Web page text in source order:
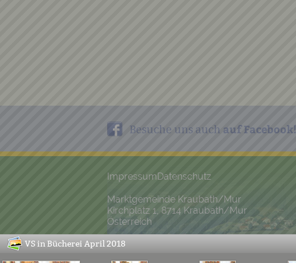
Besuche uns auch auf Facebook!
ImpressumDatenschutz
Marktgemeinde Kraubath/Mur
Kirchplatz 1, 8714 Kraubath/Mur
Österreich
VS in Bücherei April 2018